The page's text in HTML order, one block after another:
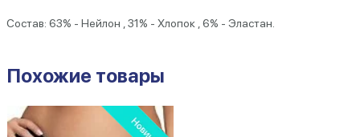
Состав: 63% - Нейлон , 31% - Хлопок , 6% - Эластан.
Похожие товары